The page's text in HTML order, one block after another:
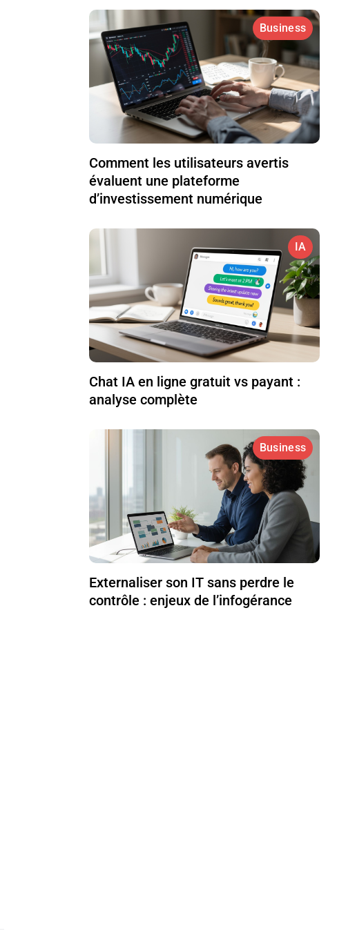
Business
Comment les utilisateurs avertis
évaluent une plateforme
d’investissement numérique
IA
Chat IA en ligne gratuit vs payant :
analyse complète
Business
Externaliser son IT sans perdre le
contrôle : enjeux de l’infogérance